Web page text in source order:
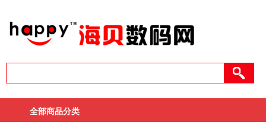
全部商品分类